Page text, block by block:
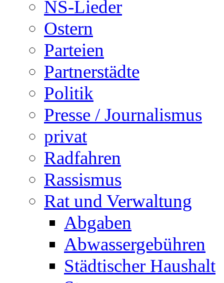
NS-Lieder
Ostern
Parteien
Partnerstädte
Politik
Presse / Journalismus
privat
Radfahren
Rassismus
Rat und Verwaltung
Abgaben
Abwassergebühren
Städtischer Haushalt